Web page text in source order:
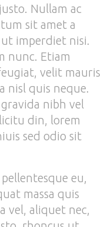
Nullam ac
sit amet a
imperdiet nisi.
nunc. Etiam
velit mauris
nisl quis neque.
nibh vel
din, lorem
sed odio sit
eu,
massa quis
vel, aliquet nec,